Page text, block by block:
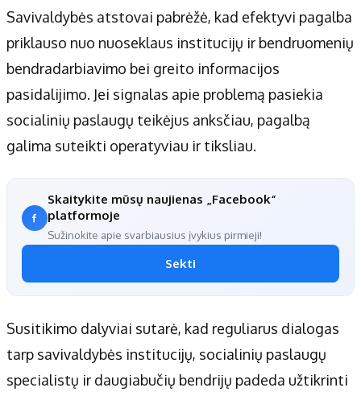
Savivaldybės atstovai pabrėžė, kad efektyvi pagalba
priklauso nuo nuoseklaus institucijų ir bendruomenių
bendradarbiavimo bei greito informacijos
pasidalijimo. Jei signalas apie problemą pasiekia
socialinių paslaugų teikėjus anksčiau, pagalbą
galima suteikti operatyviau ir tiksliau.
Skaitykite mūsų naujienas „Facebook“
platformoje
Sužinokite apie svarbiausius įvykius pirmieji!
Sekti
Susitikimo dalyviai sutarė, kad reguliarus dialogas
tarp savivaldybės institucijų, socialinių paslaugų
specialistų ir daugiabučių bendrijų padeda užtikrinti